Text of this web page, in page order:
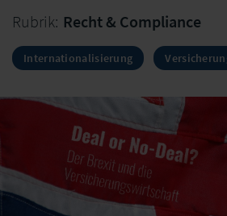
Rubrik: Recht & Compliance
Internationalisierung